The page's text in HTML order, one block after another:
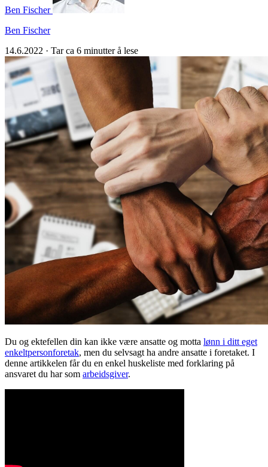
Ben Fischer
Ben Fischer
14.6.2022 · Tar ca 6 minutter å lese
Du og ektefellen din kan ikke være ansatte og motta lønn i ditt eget
enkeltpersonforetak, men du selvsagt ha andre ansatte i foretaket. I
denne artikkelen får du en enkel huskeliste med forklaring på
ansvaret du har som arbeidsgiver.